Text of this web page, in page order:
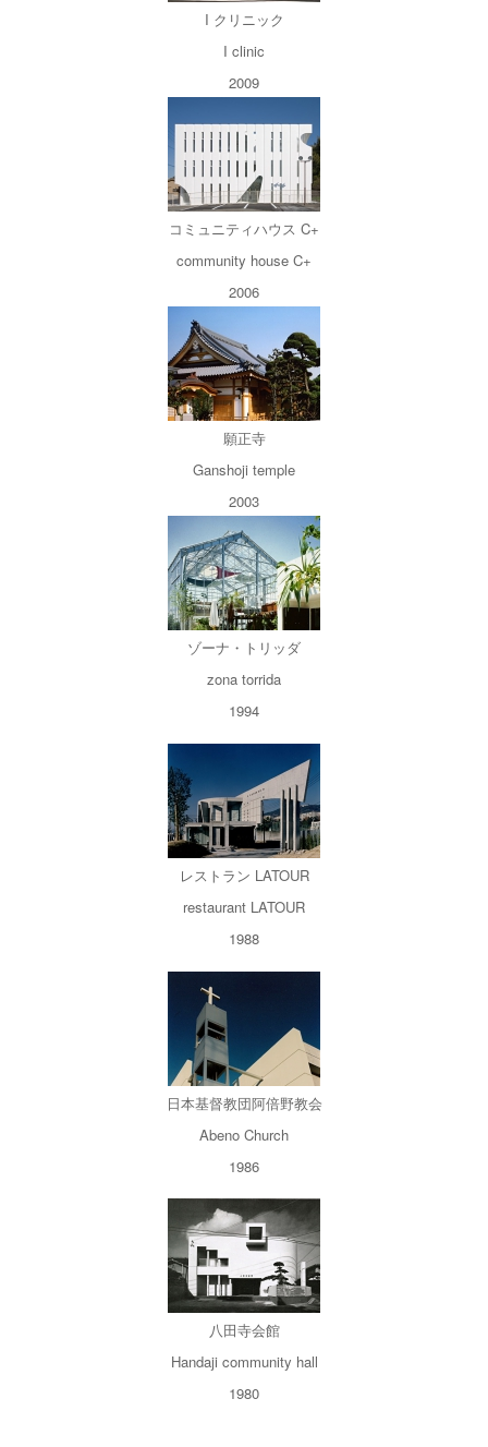
I クリニック
I clinic
2009
コミュニティハウス C+
community house C+
2006
願正寺
Ganshoji temple
2003
ゾーナ・トリッダ
zona torrida
1994
レストラン LATOUR
restaurant LATOUR
1988
日本基督教団阿倍野教会
Abeno Church
1986
八田寺会館
Handaji community hall
1980